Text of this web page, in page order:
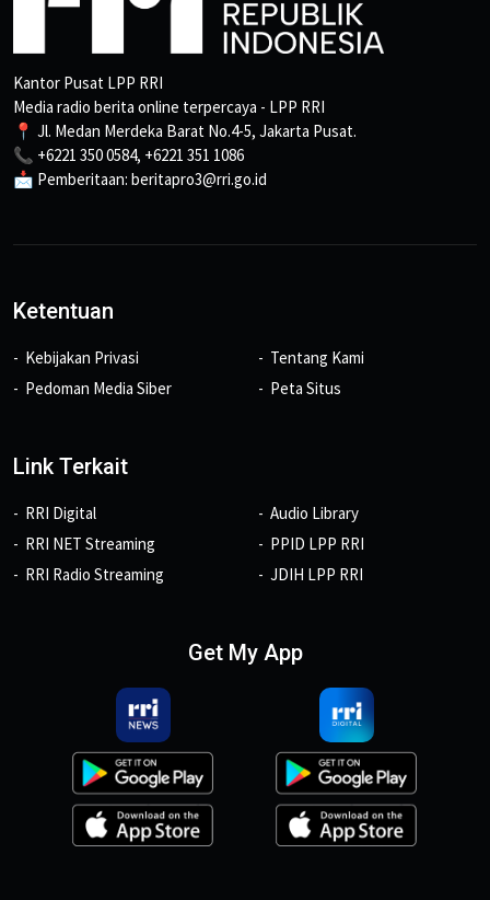
Kantor Pusat LPP RRI
Media radio berita online terpercaya - LPP RRI
📍 Jl. Medan Merdeka Barat No.4-5, Jakarta Pusat.
📞 +6221 350 0584, +6221 351 1086
📩 Pemberitaan: beritapro3@rri.go.id
Ketentuan
Kebijakan Privasi
Pedoman Media Siber
Tentang Kami
Peta Situs
Link Terkait
RRI Digital
RRI NET Streaming
RRI Radio Streaming
Audio Library
PPID LPP RRI
JDIH LPP RRI
Get My App